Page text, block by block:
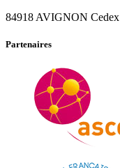
84918 AVIGNON Cedex
Partenaires